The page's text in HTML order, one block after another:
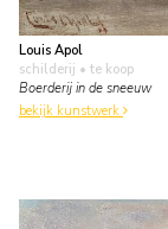
Louis Apol
schilderij • te koop
Boerderij in de sneeuw
bekijk kunstwerk